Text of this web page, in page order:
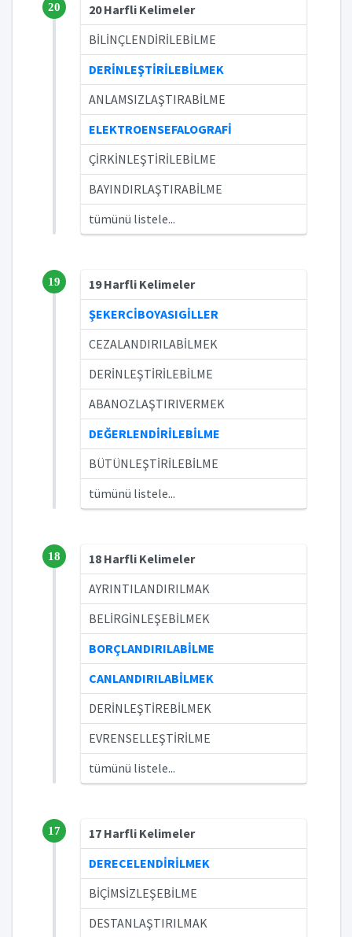
20
20 Harfli Kelimeler
BİLİNÇLENDİRİLEBİLME
DERİNLEŞTİRİLEBİLMEK
ANLAMSIZLAŞTIRABİLME
ELEKTROENSEFALOGRAFİ
ÇİRKİNLEŞTİRİLEBİLME
BAYINDIRLAŞTIRABİLME
tümünü listele...
19
19 Harfli Kelimeler
ŞEKERCİBOYASIGİLLER
CEZALANDIRILABİLMEK
DERİNLEŞTİRİLEBİLME
ABANOZLAŞTIRIVERMEK
DEĞERLENDİRİLEBİLME
BÜTÜNLEŞTİRİLEBİLME
tümünü listele...
18
18 Harfli Kelimeler
AYRINTILANDIRILMAK
BELİRGİNLEŞEBİLMEK
BORÇLANDIRILABİLME
CANLANDIRILABİLMEK
DERİNLEŞTİREBİLMEK
EVRENSELLEŞTİRİLME
tümünü listele...
17
17 Harfli Kelimeler
DERECELENDİRİLMEK
BİÇİMSİZLEŞEBİLME
DESTANLAŞTIRILMAK